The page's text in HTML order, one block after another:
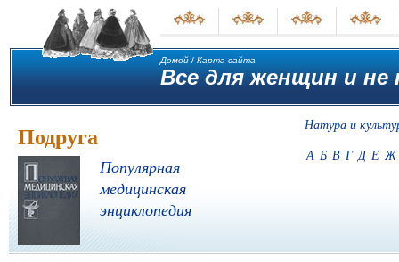
Домой / Карта сайта
Все для женщин и не
Подруга
Популярная
медицинская
энциклопедия
Натура и
А Б В Г Д Е Ж